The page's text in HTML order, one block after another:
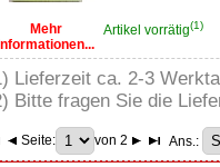
Mehr
Informationen...
Artikel vorrätig(1)
Lieferzeit ca. 2-3
Bitte fragen Sie die
Seite: von 2 Ans.: